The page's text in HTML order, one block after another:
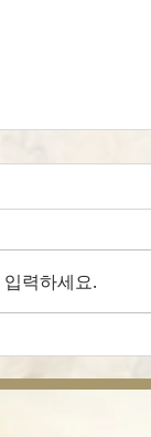
했을까요?
력하세요.